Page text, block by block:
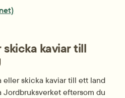
skicka kaviar till
eller skicka kaviar till ett land
Jordbruksverket eftersom du